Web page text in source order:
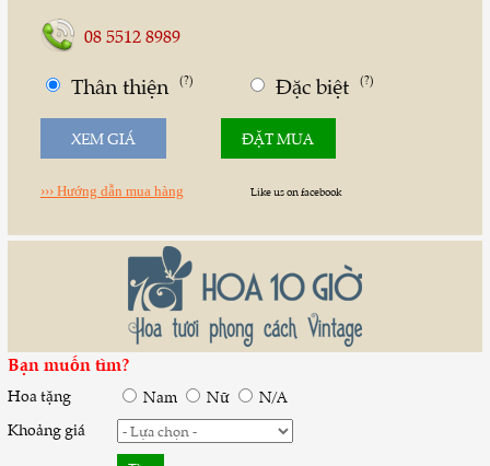
08 5512 8989
Thân thiện (?) Đặc biệt (?)
XEM GIÁ ĐẶT MUA
››› Hướng dẫn mua hàng Like us on facebook
Bạn muốn tìm?
Hoa tặng Nam Nữ
N/A
Khoảng giá